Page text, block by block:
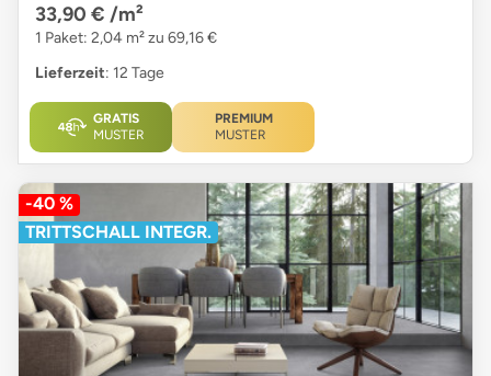
33,90 € /m²
1 Paket: 2,04 m² zu 69,16 €
Lieferzeit: 12 Tage
GRATIS
MUSTER
PREMIUM
MUSTER
-40 %
TRITTSCHALL INTEGR.